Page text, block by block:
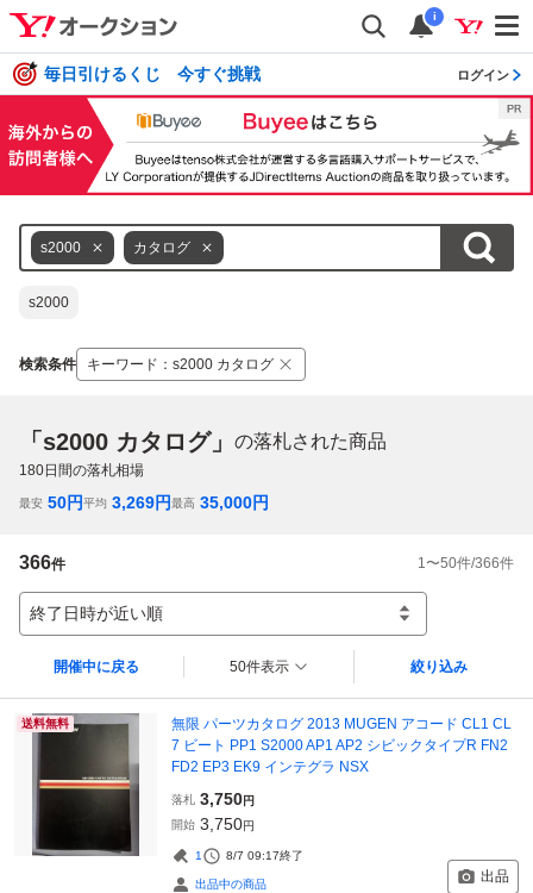
i
毎日引けるくじ 今すぐ挑戦 ログイン
s2000 カタログ
s2000
検索条件 キーワード ： s2000 カタログ
「s2000 カタログ」 の落札された商品
180日間の落札相場
最安 50円平均 3,269円最高 35,000円
366件 1 〜50件/366件
終了日時が近い順
開催中に戻る 50件表示 絞り込み
送料無料
無限 パーツカタログ 2013 MUGEN アコード CL1 CL
7 ビート PP1 S2000 AP1 AP2 シビックタイプR FN2
FD2 EP3 EK9 インテグラ NSX
落札 3,750円
開始 3,750円
1 8/7 09:17終了
出品中の商品 出品